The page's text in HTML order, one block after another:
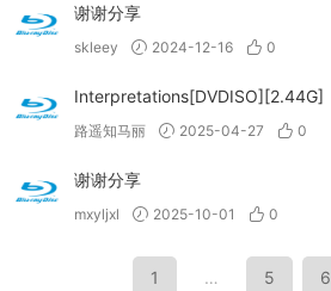
谢谢分享
skleey 2024-12-16 0
Interpretations[DVDISO][2.44G]
路遥知马丽 2025-04-27 0
谢谢分享
mxyljxl 2025-10-01 0
1 … 5 6